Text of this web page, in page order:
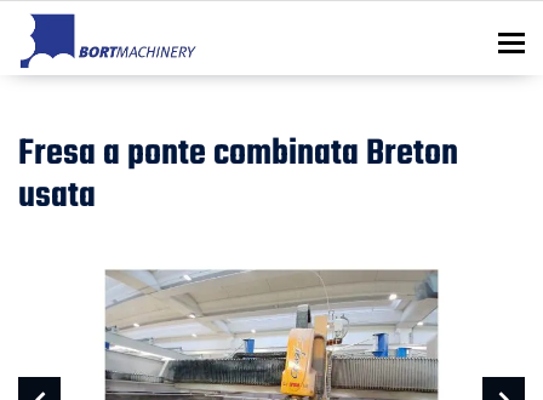
Fresa a ponte combinata Breton
usata